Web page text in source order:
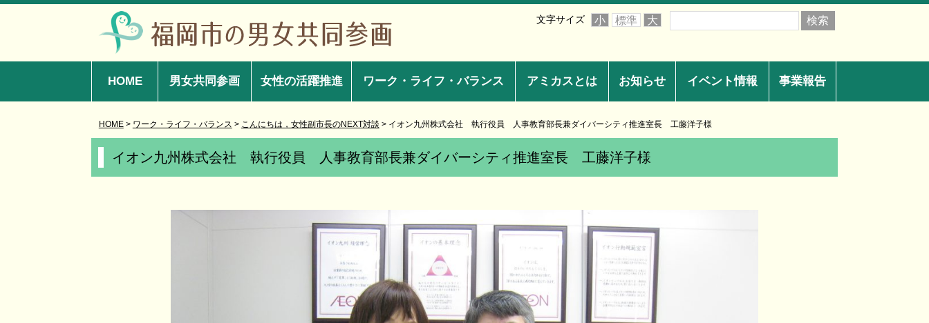
文字サイズ 小 標準 大
HOME 男女共同参画 女性の活躍推進 ワーク・ライフ・バランス アミカスとは お知らせ イベント情報 事業報告
HOME> ワーク・ライフ・バランス > こんにちは，女性副市長のNEXT対談 > イオン九州株式会社 執行役員 人事教育部長兼ダイバーシティ推進室長 工藤洋子様
イオン九州株式会社 執行役員 人事教育部長兼ダイバーシティ推進室長 工藤洋子様